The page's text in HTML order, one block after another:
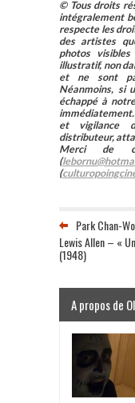
© Tous droits
intégralement
respecte les
des artistes
photos
illustratif, non
et ne sont
Néanmoins, si
échappé à
et vigilance
distributeur,
Merci de
(
(
Park Chan-
Lewis Allen – «
(1948)
A propos de